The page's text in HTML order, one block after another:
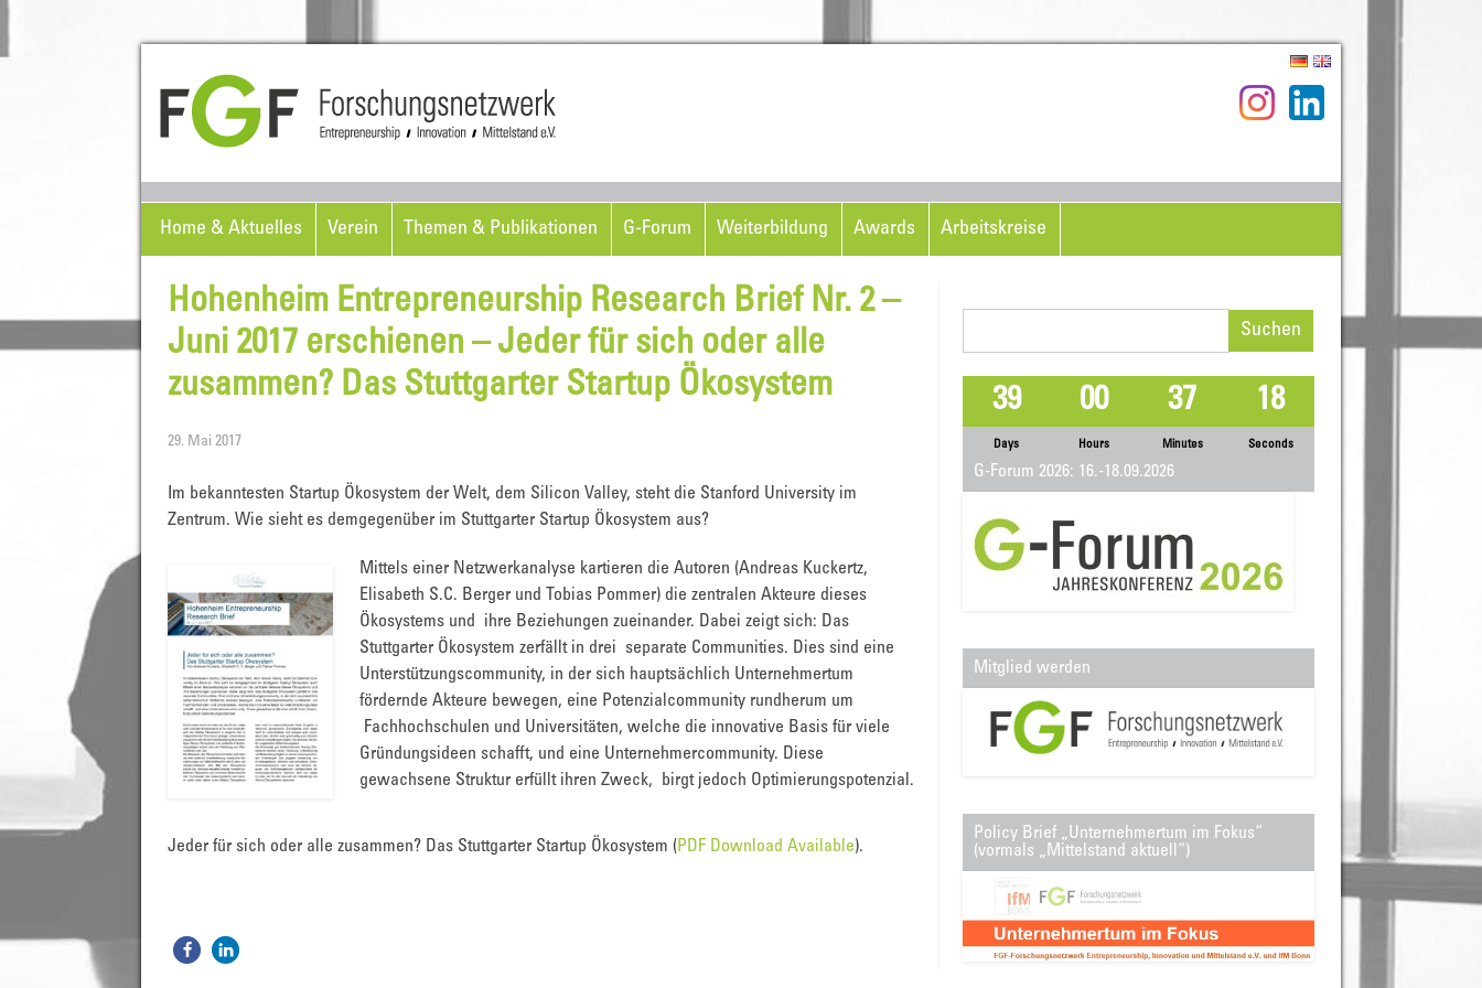
Home & Aktuelles Verein Themen & Publikationen G-Forum Weiterbildung Awards Arbeitskreise
Hohenheim Entrepreneurship Research Brief Nr. 2 –
Juni 2017 erschienen – Jeder für sich oder alle
zusammen? Das Stuttgarter Startup Ökosystem
29. Mai 2017
Im bekanntesten Startup Ökosystem der Welt, dem Silicon Valley, steht die Stanford University im
Zentrum. Wie sieht es demgegenüber im Stuttgarter Startup Ökosystem aus?
Mittels einer Netzwerkanalyse kartieren die Autoren (Andreas Kuckertz,
Elisabeth S.C. Berger und Tobias Pommer) die zentralen Akteure dieses
Ökosystems und ihre Beziehungen zueinander. Dabei zeigt sich: Das
Stuttgarter Ökosystem zerfällt in drei separate Communities. Dies sind eine
Unterstützungscommunity, in der sich hauptsächlich Unternehmertum
fördernde Akteure bewegen, eine Potenzialcommunity rundherum um
Fachhochschulen und Universitäten, welche die innovative Basis für viele
Gründungsideen schafft, und eine Unternehmercommunity. Diese
gewachsene Struktur erfüllt ihren Zweck, birgt jedoch Optimierungspotenzial.
Jeder für sich oder alle zusammen? Das Stuttgarter Startup Ökosystem (PDF Download Available).
39
Days
00
Hours
37
Minutes
18
Seconds
G-Forum 2026: 16.-18.09.2026
Mitglied werden
Policy Brief „Unternehmertum im Fokus“
(vormals „Mittelstand aktuell“)